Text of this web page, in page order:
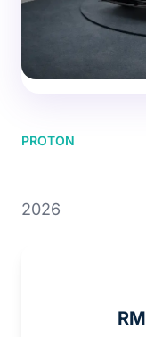
PROTON
2026
RM